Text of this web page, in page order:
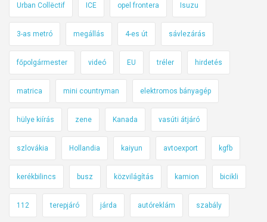
Urban Collëctif ICE opel frontera Isuzu
3-as metró megállás 4-es út sávlezárás
főpolgármester videó EU tréler hirdetés
matrica mini countryman elektromos bányagép
hülye kiírás zene Kanada vasúti átjáró
szlovákia Hollandia kaiyun avtoexport kgfb
kerékbilincs busz közvilágítás kamion bicikli
112 terepjáró járda autóreklám szabály